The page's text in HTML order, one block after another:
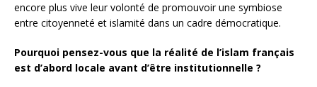
encore plus vive leur volonté de promouvoir une symbiose
entre citoyenneté et islamité dans un cadre démocratique.
Pourquoi pensez-vous que la réalité de l’islam français
est d’abord locale avant d’être institutionnelle ?